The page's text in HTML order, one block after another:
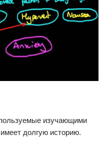
изучающими
долгую историю.